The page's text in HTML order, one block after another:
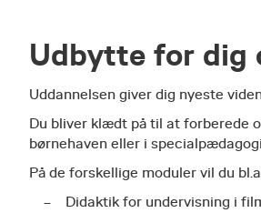
Udbytte for dig
Uddannelsen giver dig nyeste
Du bliver klædt på til at forberede
børnehaven eller i
På de forskellige moduler vil du
Didaktik for undervisning i